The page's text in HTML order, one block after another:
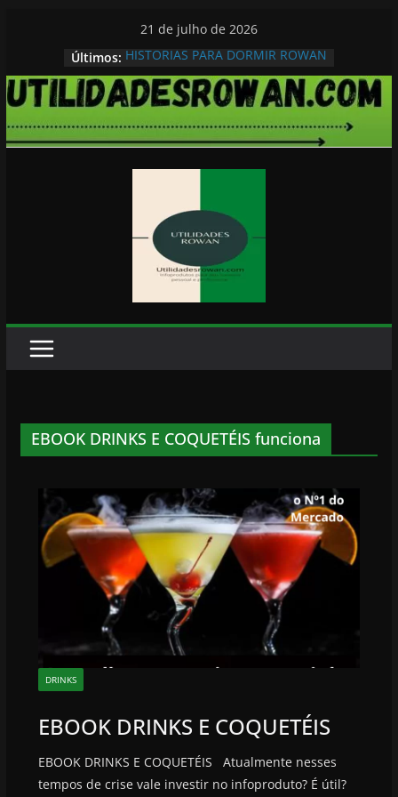
conteúdo
21 de julho de 2026
Últimos: HISTORIAS PARA DORMIR ROWAN
EBOOK DRINKS E COQUETÉIS funciona
DRINKS
EBOOK DRINKS E COQUETÉIS
EBOOK DRINKS E COQUETÉIS Atualmente nesses
tempos de crise vale investir no infoproduto? É útil?